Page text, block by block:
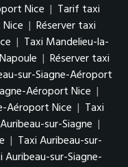
Nice | Tarif taxi
| Réserver taxi
| Taxi Mandelieu-la-
| Réserver taxi
sur-Siagne-Aéroport
Aéroport Nice |
Aéroport Nice | Taxi
sur-Siagne |
| Taxi Auribeau-sur-
sur-Siagne-